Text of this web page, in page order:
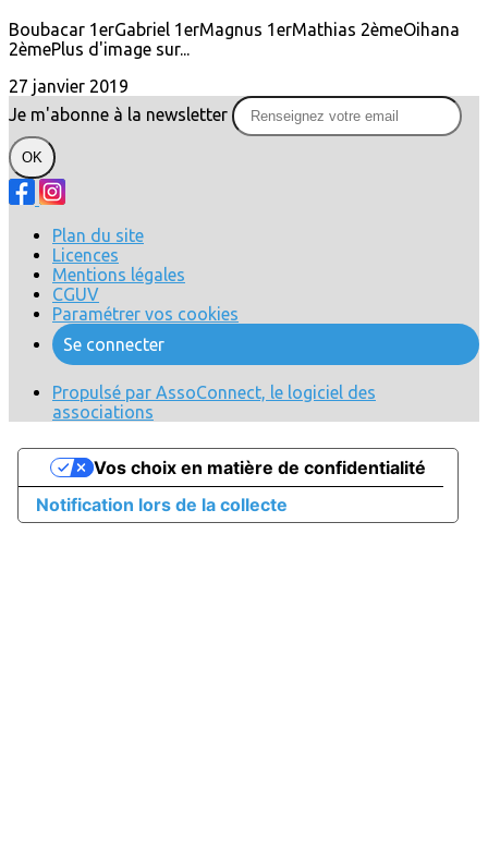
Boubacar 1erGabriel 1erMagnus 1erMathias 2èmeOihana
2èmePlus d'image sur...
27 janvier 2019
Je m'abonne à la newsletter
OK
Plan du site
Licences
Mentions légales
CGUV
Paramétrer vos cookies
Se connecter
Propulsé par AssoConnect, le logiciel des
associations
Notification lors de la collecte
Vos choix en matière de confidentialité